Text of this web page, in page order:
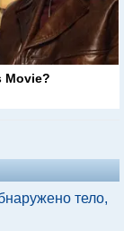
Movie?
тело,